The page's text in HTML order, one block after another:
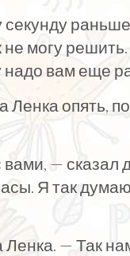
могу
вам еще
Ленка опять,
— сказал
Я так
— Так